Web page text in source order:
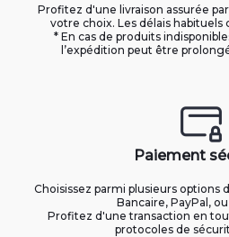
Profitez d'une livraison assurée
votre choix. Les délais habituels
* En cas de produits
l’expédition peut être
Paiement
Choisissez parmi plusieurs options
Bancaire, PayPal,
Profitez d'une transaction en
protocoles de